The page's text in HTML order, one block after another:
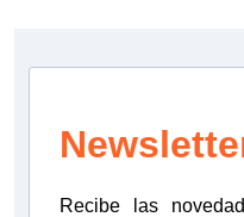
Recibe las